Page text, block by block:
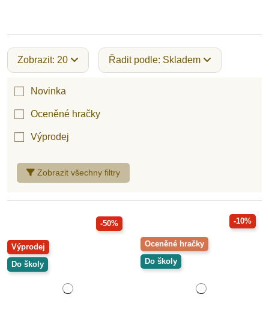
Zobrazit: 20 Řadit podle: Skladem
Zobrazit všechny filtry
Novinka
Oceněné hračky
Výprodej
-50%
Výprodej
Do školy
-10%
Oceněné hračky
Do školy